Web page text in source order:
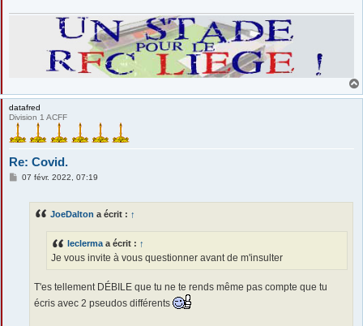
datafred
Division 1 ACFF
Re: Covid.
M07 févr. 2022, 07:19
JoeDalton a écrit : ↑
leclerma a écrit : ↑
Je vous invite à vous questionner avant de m'insulter
T'es tellement DÉBILE que tu ne te rends même pas compte que tu
écris avec 2 pseudos différents